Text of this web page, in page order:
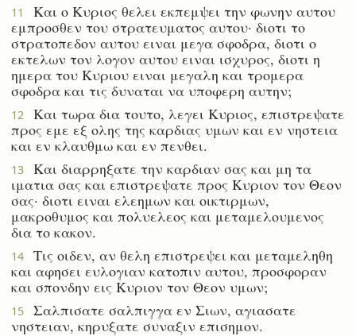
11
Και ο Κυριος θελει εκπεμψει την φωνην αυτου
εμπροσθεν του στρατευματος αυτου· διοτι το
στρατοπεδον αυτου ειναι μεγα σφοδρα, διοτι ο
εκτελων τον λογον αυτου ειναι ισχυρος, διοτι η
ημερα του Κυριου ειναι μεγαλη και τρομερα
σφοδρα και τις δυναται να υποφερη αυτην;
12
Και τωρα δια τουτο, λεγει Κυριος, επιστρεψατε
προς εμε εξ ολης της καρδιας υμων και εν νηστεια
και εν κλαυθμω και εν πενθει.
13
Και διαρρηξατε την καρδιαν σας και μη τα
ιματια σας και επιστρεψατε προς Κυριον τον Θεον
σας· διοτι ειναι ελεημων και οικτιρμων,
μακροθυμος και πολυελεος και μεταμελουμενος
δια το κακον.
14
Τις οιδεν, αν θελη επιστρεψει και μεταμεληθη
και αφησει ευλογιαν κατοπιν αυτου, προσφοραν
και σπονδην εις Κυριον τον Θεον υμων;
15
Σαλπισατε σαλπιγγα εν Σιων, αγιασατε
νηστειαν, κηρυξατε συναξιν επισημον.